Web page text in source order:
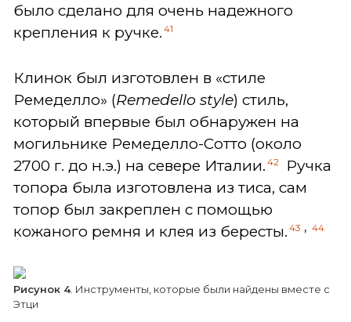
было сделано для очень надежного
крепления к ручке. 41
Клинок был изготовлен в «стиле
Ремеделло» (Remedello style) стиль,
который впервые был обнаружен на
могильнике Ремеделло-Сотто (около
2700 г. до н.э.) на севере Италии. 42
Ручка
топора была изготовлена из тиса, сам
топор был закреплен с помощью
кожаного ремня и клея из бересты. 43 , 44
Рисунок 4. Инструменты, которые были найдены вместе с
Этци